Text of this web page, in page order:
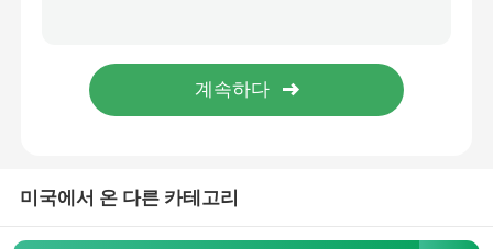
화장용 펌프 분배기
미국에서 온 다른 카테고리